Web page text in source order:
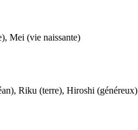
Mei (vie naissante)
Riku (terre), Hiroshi (généreux)